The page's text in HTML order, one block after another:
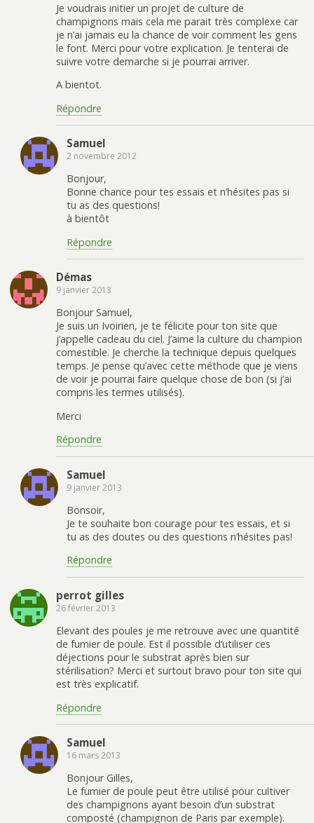
Je voudrais initier un projet de culture de
champignons mais cela me parait très complexe car
je n’ai jamais eu la chance de voir comment les gens
le font. Merci pour votre explication. Je tenterai de
suivre votre demarche si je pourrai arriver.
A bientot.
Répondre
Samuel
2 novembre 2012
Bonjour,
Bonne chance pour tes essais et n’hésites pas si
tu as des questions!
à bientôt
Répondre
Démas
9 janvier 2013
Bonjour Samuel,
Je suis un Ivoirien, je te félicite pour ton site que
j’appelle cadeau du ciel. J’aime la culture du champion
comestible. Je cherche la technique depuis quelques
temps. Je pense qu’avec cette méthode que je viens
de voir je pourrai faire quelque chose de bon (si j’ai
compris les termes utilisés).
Merci
Répondre
Samuel
9 janvier 2013
Bonsoir,
Je te souhaite bon courage pour tes essais, et si
tu as des doutes ou des questions n’hésites pas!
Répondre
perrot gilles
26 février 2013
Elevant des poules je me retrouve avec une quantité
de fumier de poule. Est il possible d’utiliser ces
déjections pour le substrat après bien sur
stérilisation? Merci et surtout bravo pour ton site qui
est très explicatif.
Répondre
Samuel
16 mars 2013
Bonjour Gilles,
Le fumier de poule peut être utilisé pour cultiver
des champignons ayant besoin d’un substrat
composté (champignon de Paris par exemple).